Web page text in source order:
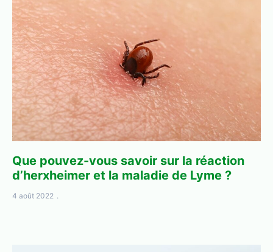
Que pouvez-vous savoir sur la réaction
d’herxheimer et la maladie de Lyme ?
4 août 2022